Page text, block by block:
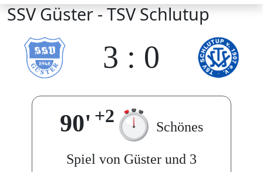
SSV Güster - TSV Schlutup
3 : 0
90' +2
Schönes
Spiel von Güster und 3